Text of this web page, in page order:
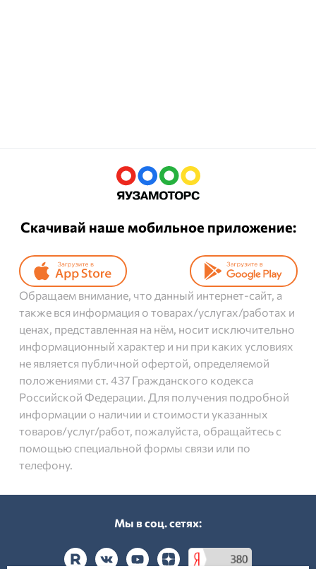
Скачивай наше мобильное приложение:
Обращаем внимание, что данный интернет-сайт, а
также вся информация о товарах/услугах/работах и
ценах, представленная на нём, носит исключительно
информационный характер и ни при каких условиях
не является публичной офертой, определяемой
положениями ст. 437 Гражданского кодекса
Российской Федерации. Для получения подробной
информации о наличии и стоимости указанных
товаров/услуг/работ, пожалуйста, обращайтесь с
помощью специальной формы связи или по
телефону.
Мы в соц. cетях: